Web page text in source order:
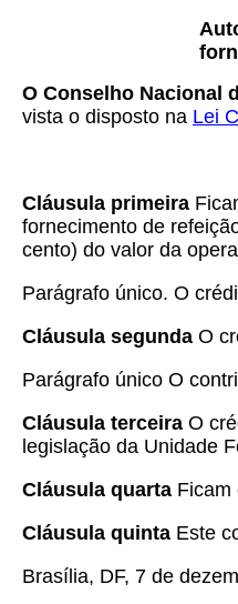
O Conselho Nacional
vista o disposto na Lei
Cláusula primeira
fornecimento de
cento) do valor da
Parágrafo único. O
Cláusula segunda O
Parágrafo único O
Cláusula terceira O
legislação da Unidade
Cláusula quarta Ficam
Cláusula quinta Este
Brasília, DF, 7 de